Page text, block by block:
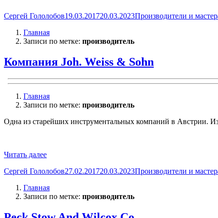
Автор
Сергей ГололобовОпубликовано
19.03.201720.03.2023Рубрики
Производители и
Главная
Записи по метке: производитель
Компания Joh. Weiss & Sohn
Главная
Записи по метке: производитель
Одна из старейших инструментальных компаний в Австрии.
Читать далее«Компания
Weiss
Sohn»
Автор
Сергей ГололобовОпубликовано
27.02.201720.03.2023Рубрики
Производители и
Главная
Записи по метке: производитель